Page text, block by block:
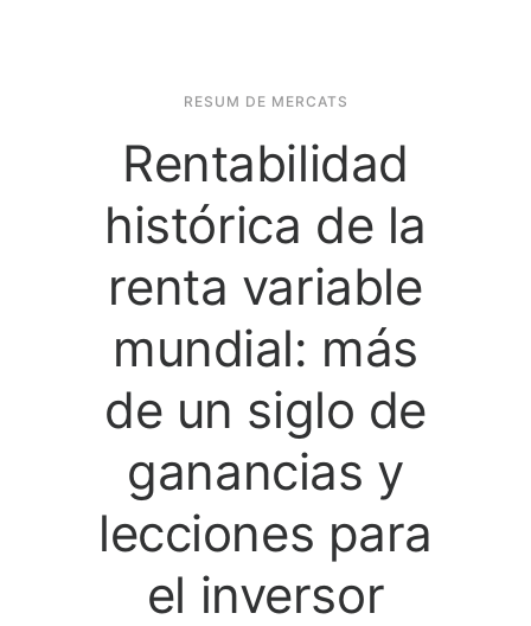
RESUM DE MERCATS
Rentabilidad
histórica de la
renta variable
mundial: más
de un siglo de
ganancias y
lecciones para
el inversor